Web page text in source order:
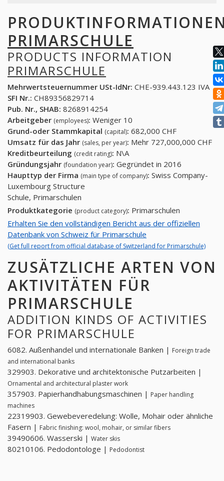
PRIMARSCHULE
PRODUCTS INFORMATION
PRIMARSCHULE
Mehrwertsteuernummer USt-IdNr: CHE-939.443.123 IVA
SFI Nr.: CH89356829714
Pub. Nr., SHAB: 8268914254
Arbeitgeber (employees): Weniger 10
Grund-oder Stammkapital (capital): 682,000 CHF
Umsatz für das Jahr (sales, per year): Mehr 727,000,000 CHF
Kreditbeurteilung (credit rating): N\A
Gründungsjahr (foundation year): Gegründet in 2016
Haupttyp der Firma (main type of company): Swiss Company-
Luxembourg Structure
Schule, Primarschulen
Produktkategorie (product category): Primarschulen
Erhalten Sie den vollständigen Bericht aus der offiziellen
Datenbank von Schweiz für Primarschule
(Get full report from official database of Switzerland for Primarschule)
ZUSÄTZLICHE ARTEN VON
AKTIVITÄTEN FÜR
PRIMARSCHULE
ADDITION KINDS OF ACTIVITIES
FOR PRIMARSCHULE
6082. Außenhandel und internationale Banken | Foreign trade
and international banks
329903. Dekorative und architektonische Putzarbeiten |
Ornamental and architectural plaster work
357903. Papierhandhabungsmaschinen | Paper handling
machines
22319903. Gewebeveredelung: Wolle, Mohair oder ähnliche
Fasern | Fabric finishing: wool, mohair, or similar fibers
39490606. Wasserski | Water skis
80210106. Pedodontologe | Pedodontist